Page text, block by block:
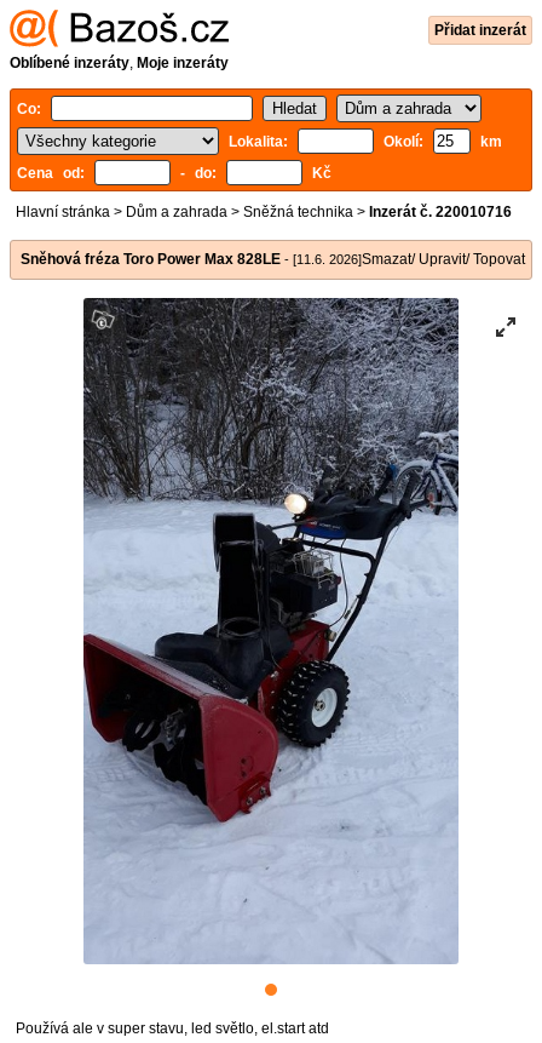
Přidat inzerát
Oblíbené inzeráty, Moje inzeráty
Co:
Lokalita:
Okolí:
km
Cena od:
- do: Kč
Hlavní stránka > Dům a zahrada > Sněžná technika > Inzerát č. 220010716
Sněhová fréza Toro Power Max 828LE - [11.6. 2026]Smazat/ Upravit/ Topovat
Používá ale v super stavu, led světlo, el.start atd